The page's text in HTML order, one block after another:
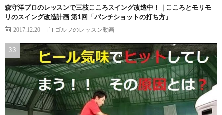
森守洋プロのレッスンで三枝こころスイング改造中！｜こころとモリモ
リのスイング改造計画 第1回「パンチショットの打ち方」
2017.12.20 ゴルフのレッスン動画